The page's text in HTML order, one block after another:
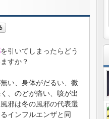
を引いてしまったらどう
すか？
い、身体がだるい、微
、のどが痛い、咳が出
邪は冬の風邪の代表選
インフルエンザと同